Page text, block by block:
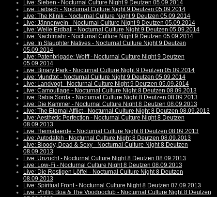
Live: Sieben - Nocturnal Culture Night 9 Deutzen 05.09.2014
Live: Laibach - Nocturnal Culture Night 9 Deutzen 05.09.2014
Live: The Klinik - Nocturnal Culture Night 9 Deutzen 05.09.2014
Live: Jännerwein - Nocturnal Culture Night 9 Deutzen 05.09.2014
Live: Welle:Erdball - Nocturnal Culture Night 9 Deutzen 05.09.2014
Live: Nachtmahr - Nocturnal Culture Night 9 Deutzen 05.09.2014
Live: In Slaughter Natives - Nocturnal Culture Night 9 Deutzen
05.09.2014
Live: Patenbrigade: Wolff - Nocturnal Culture Night 9 Deutzen
05.09.2014
Live: Binary Park - Nocturnal Culture Night 9 Deutzen 05.09.2014
Live: Mundtot - Nocturnal Culture Night 9 Deutzen 05.09.2014
Live: Landvogt - Nocturnal Culture Night 9 Deutzen 05.09.2014
Live: Camouflage - Nocturnal Culture Night 8 Deutzen 08.09.2013
Live: Rabia Sorda - Nocturnal Culture Night 8 Deutzen 08.09.2013
Live: Die Kammer - Nocturnal Culture Night 8 Deutzen 08.09.2013
Live: The Eternal Afflict - Nocturnal Culture Night 8 Deutzen 08.09.2013
Live: Aesthetic Perfection - Nocturnal Culture Night 8 Deutzen
08.09.2013
Live: Heimataerde - Nocturnal Culture Night 8 Deutzen 08.09.2013
Live: Autodafeh - Nocturnal Culture Night 8 Deutzen 08.09.2013
Live: Bloody, Dead & Sexy - Nocturnal Culture Night 8 Deutzen
08.09.2013
Live: Unzucht - Nocturnal Culture Night 8 Deutzen 08.09.2013
Live: Low-Fi - Nocturnal Culture Night 8 Deutzen 08.09.2013
Live: Die Rostigen Löffel - Nocturnal Culture Night 8 Deutzen
08.09.2013
Live: Spiritual Front - Nocturnal Culture Night 8 Deutzen 07.09.2013
Live: Phillip Boa & The Voodooclub - Nocturnal Culture Night 8 Deutzen